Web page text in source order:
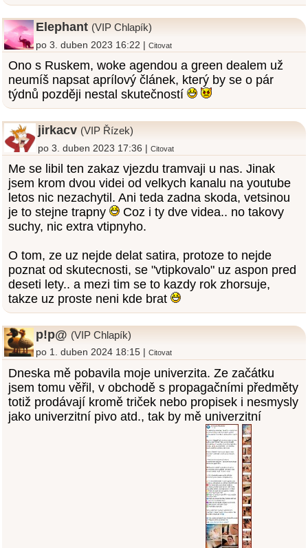
Elephant (VIP Chlapík)
po 3. duben 2023 16:22 |Citovat
Ono s Ruskem, woke agendou a green dealem už
neumíš napsat aprílový článek, který by se o pár
týdnů později nestal skutečností
jirkacv (VIP Řízek)
po 3. duben 2023 17:36 |Citovat
Me se libil ten zakaz vjezdu tramvaji u nas. Jinak
jsem krom dvou videi od velkych kanalu na youtube
letos nic nezachytil. Ani teda zadna skoda, vetsinou
je to stejne trapny
Coz i ty dve videa.. no takovy
suchy, nic extra vtipnyho.
O tom, ze uz nejde delat satira, protoze to nejde
poznat od skutecnosti, se "vtipkovalo" uz aspon pred
deseti lety.. a mezi tim se to kazdy rok zhorsuje,
takze uz proste neni kde brat
p!p@ (VIP Chlapík)
po 1. duben 2024 18:15 |Citovat
Dneska mě pobavila moje univerzita. Ze začátku
jsem tomu věřil, v obchodě s propagačními předměty
totiž prodávají kromě triček nebo propisek i nesmysly
jako univerzitní pivo atd., tak by mě univerzitní